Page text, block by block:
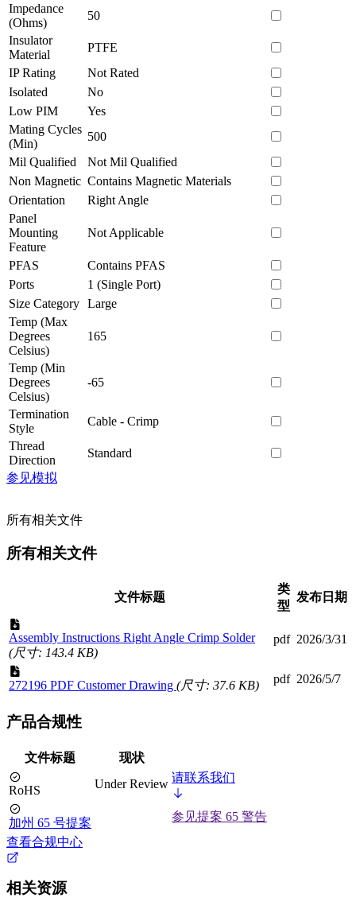
Impedance
(Ohms)
50
Insulator
Material
PTFE
IP Rating
Not Rated
Isolated
No
Low PIM
Yes
Mating Cycles
(Min)
500
Mil Qualified
Not Mil Qualified
Non Magnetic Contains Magnetic Materials
Orientation
Right Angle
Panel
Mounting
Feature
Not Applicable
PFAS
Contains PFAS
Ports
1 (Single Port)
Size Category Large
Temp (Max
Degrees
Celsius)
165
Temp (Min
Degrees
Celsius)
-65
Termination
Style
Cable - Crimp
Thread
Direction
Standard
参见模拟
所有相关文件
所有相关文件
文件标题
类
型
发布日期
Assembly Instructions Right Angle Crimp Solder
(尺寸: 143.4 KB)
pdf 2026/3/31
272196 PDF Customer Drawing (尺寸: 37.6 KB) pdf 2026/5/7
产品合规性
文件标题 现状
RoHS Under Review 请联系我们
加州 65 号提案
参见提案 65 警告
查看合规中心
相关资源